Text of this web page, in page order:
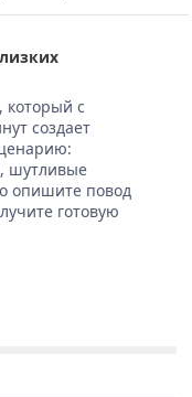
с
создает
шутливые
опишите повод
готовую